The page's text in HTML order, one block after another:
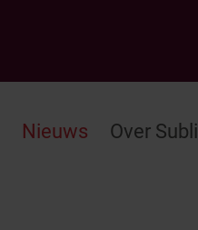
Nieuws Over Subli